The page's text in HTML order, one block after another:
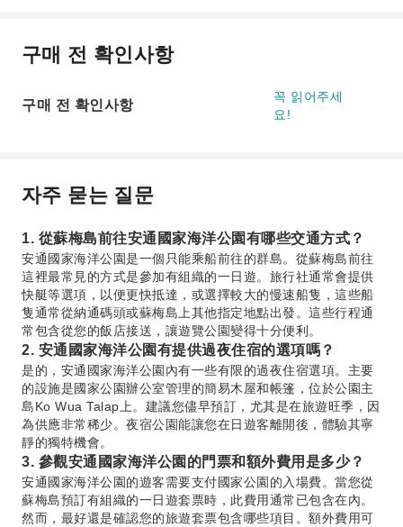
구매 전 확인사항
구매 전 확인사항
꼭 읽어주세
요!
자주 묻는 질문
1. 從蘇梅島前往安通國家海洋公園有哪些交通方式？
安通國家海洋公園是一個只能乘船前往的群島。從蘇梅島前往
這裡最常見的方式是參加有組織的一日遊。旅行社通常會提供
快艇等選項，以便更快抵達，或選擇較大的慢速船隻，這些船
隻通常從納通碼頭或蘇梅島上其他指定地點出發。這些行程通
常包含從您的飯店接送，讓遊覽公園變得十分便利。
2. 安通國家海洋公園有提供過夜住宿的選項嗎？
是的，安通國家海洋公園內有一些有限的過夜住宿選項。主要
的設施是國家公園辦公室管理的簡易木屋和帳篷，位於公園主
島Ko Wua Talap上。建議您儘早預訂，尤其是在旅遊旺季，因
為供應非常稀少。夜宿公園能讓您在日遊客離開後，體驗其寧
靜的獨特機會。
3. 參觀安通國家海洋公園的門票和額外費用是多少？
安通國家海洋公園的遊客需要支付國家公園的入場費。當您從
蘇梅島預訂有組織的一日遊套票時，此費用通常已包含在內。
然而，最好還是確認您的旅遊套票包含哪些項目。額外費用可